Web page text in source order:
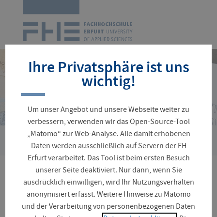
Navigation
überspringen
Sie
sind
hier:
Verwaltung › Dezernat Finanzen und Beschaffung
Dezernat Finanzen und
Beschaffung
Ihre Privatsphäre ist uns
wichtig!
Um unser Angebot und unsere Webseite weiter zu
verbessern, verwenden wir das Open-Source-Tool
„Matomo“ zur Web-Analyse. Alle damit erhobenen
Daten werden ausschließlich auf Servern der FH
Erfurt verarbeitet. Das Tool ist beim ersten Besuch
unserer Seite deaktiviert. Nur dann, wenn Sie
ausdrücklich einwilligen, wird Ihr Nutzungsverhalten
anonymisiert erfasst. Weitere Hinweise zu Matomo
und der Verarbeitung von personenbezogenen Daten